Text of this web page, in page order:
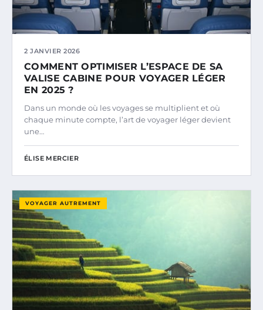
2 JANVIER 2026
COMMENT OPTIMISER L’ESPACE DE SA
VALISE CABINE POUR VOYAGER LÉGER
EN 2025 ?
Dans un monde où les voyages se multiplient et où
chaque minute compte, l’art de voyager léger devient
une…
ÉLISE MERCIER
VOYAGER AUTREMENT